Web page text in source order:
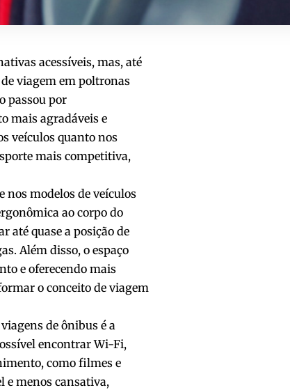
acessíveis, mas, até
viagem em poltronas
passou por
mais agradáveis e
veículos quanto nos
mais competitiva,
modelos de veículos
ao corpo do
até quase a posição de
Além disso, o espaço
e oferecendo mais
o conceito de viagem
de ônibus é a
encontrar Wi-Fi,
como filmes e
e menos cansativa,